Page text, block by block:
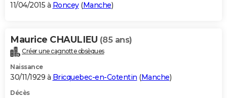
11/04/2015 à Roncey(Manche)
Maurice CHAULIEU (85 ans)
Créer une cagnotte obsèques
Naissance
30/11/1929 à Bricquebec-en-Cotentin (Manche)
Décès